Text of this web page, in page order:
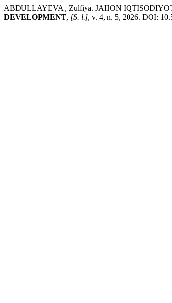
ABDULLAYEVA , Zulfiya. JAHON
DEVELOPMENT, [S. l.], v. 4, n. 5, 2026. DOI: